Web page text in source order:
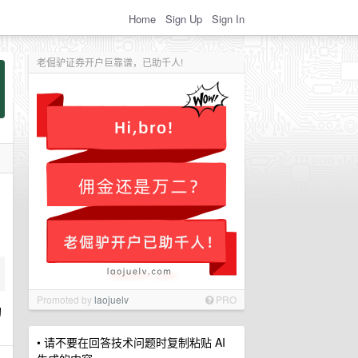
Home Sign Up Sign In
老倔驴证券开户巨靠谱，已助千人!
Promoted bylaojuelv PRO
• 请不要在回答技术问题时复制粘贴 AI